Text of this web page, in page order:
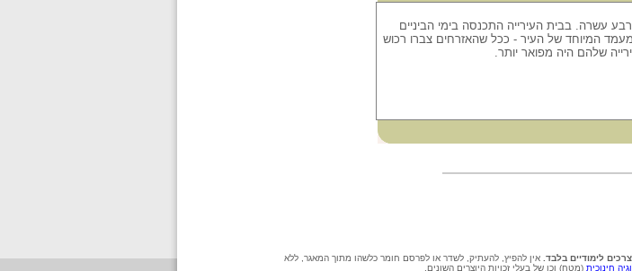
עשרה. בבית העירייה התכנסה בימי הביניים
המיוחד של העיר - ככל שהאזרחים צברו רכוש
שלהם היה מפואר יותר.
לימודיים בלבד. אין להפיץ, להעתיק, לשדר או לפרסם חומר כלשהו מתוך המאגר, ללא
חינוכית (מטח) וכן של בעלי זכויות היוצרים השונים.